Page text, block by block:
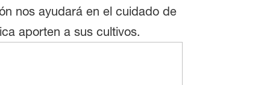
nos ayudará en el cuidado de
aporten a sus cultivos.